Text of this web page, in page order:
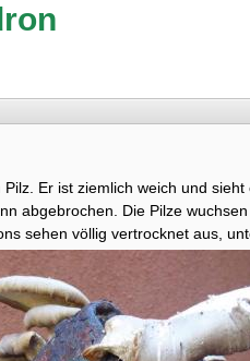
Er ist ziemlich weich und
abgebrochen. Die Pilze
sehen völlig vertrocknet aus,